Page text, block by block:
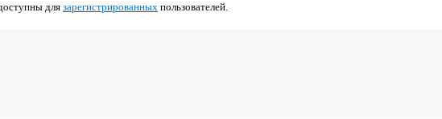
для зарегистрированных пользователей.